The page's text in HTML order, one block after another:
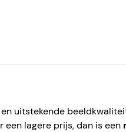
uitstekende
lagere prijs, dan is een